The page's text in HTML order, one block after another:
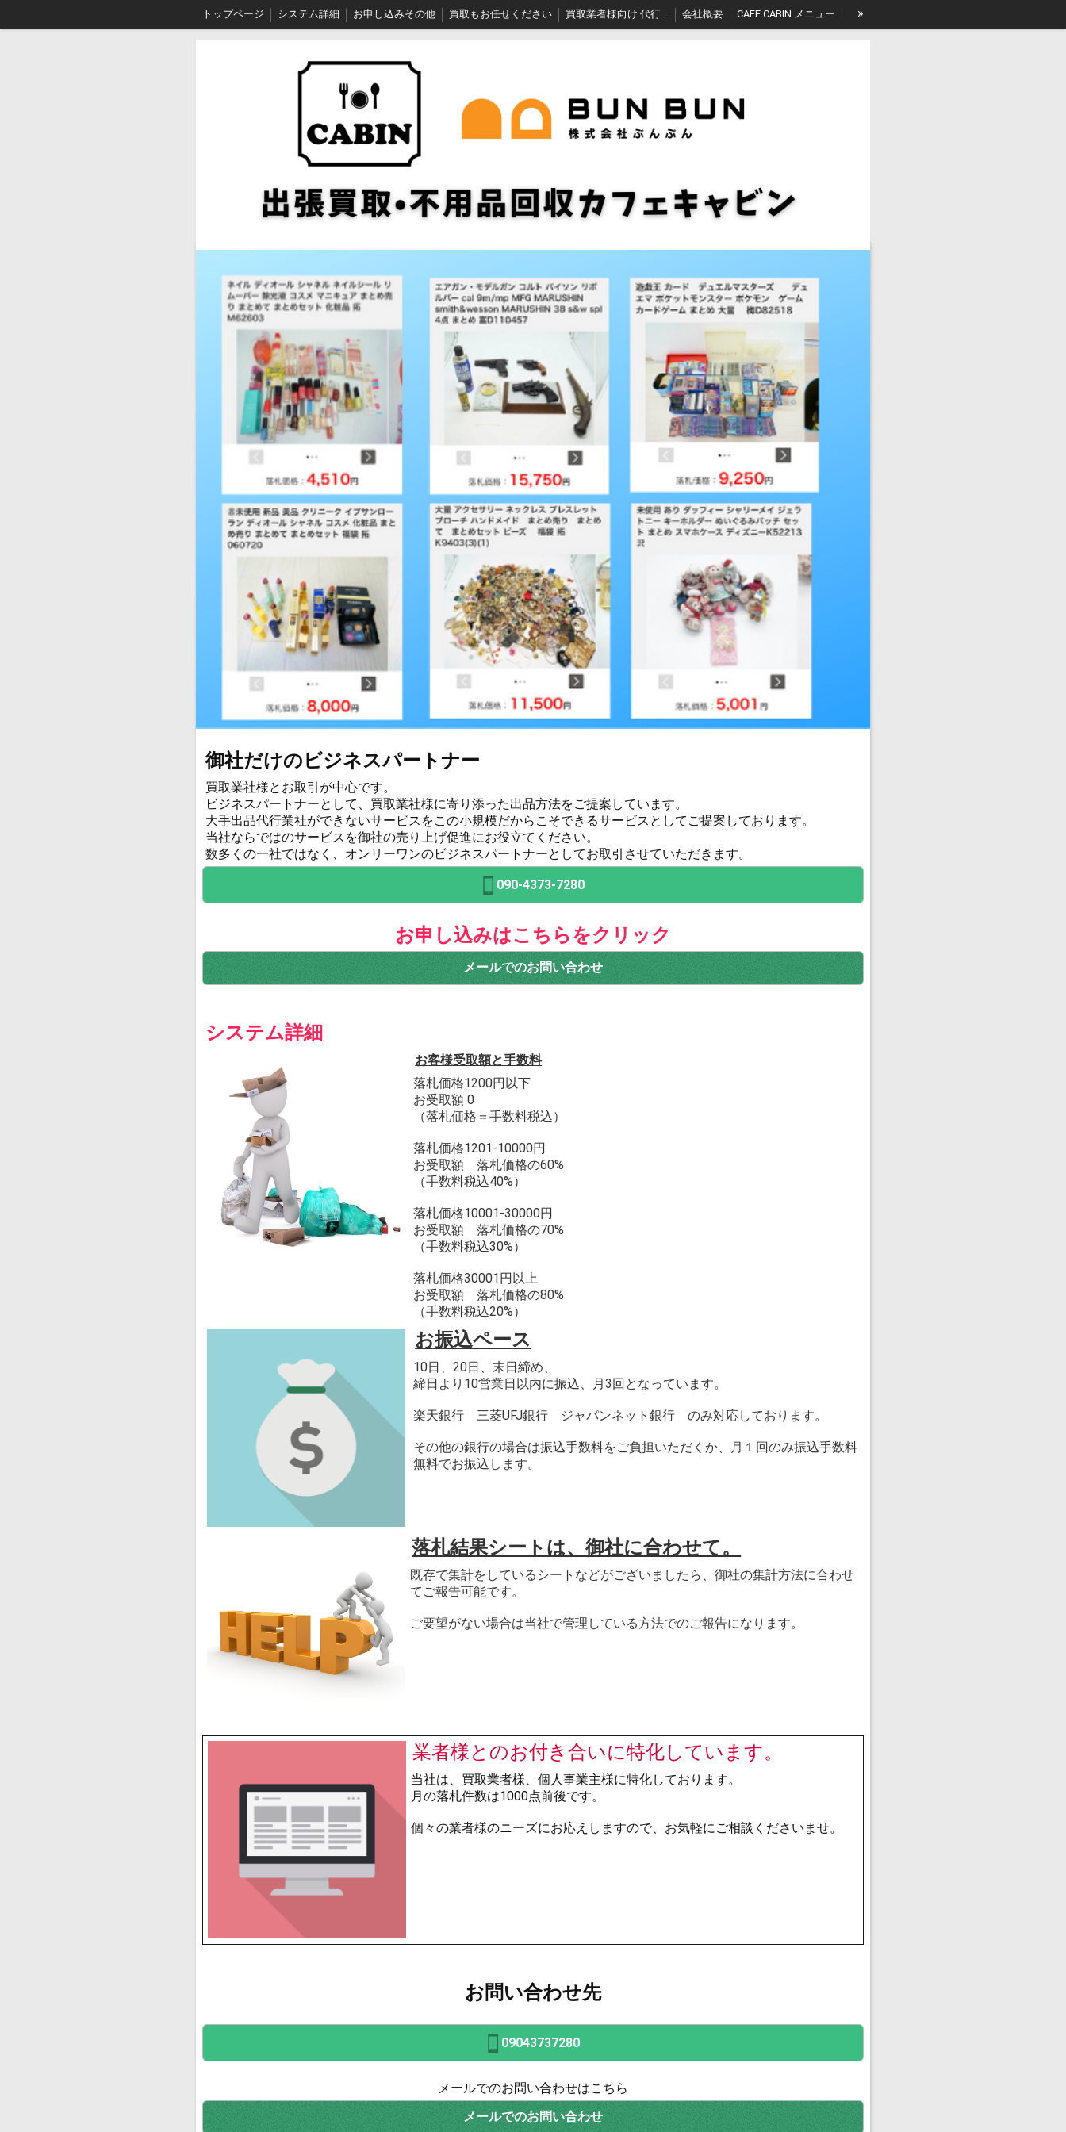
トップページ システム詳細 お申し込みその他 買取もお任せください 買取業者様向け 代行ちゃん 会社概要 CAFE CABIN メニュー »
御社だけのビジネスパートナー
買取業社様とお取引が中心です。
ビジネスパートナーとして、買取業社様に寄り添った出品方法をご提案しています。
大手出品代行業社ができないサービスをこの小規模だからこそできるサービスとしてご提案しております。
当社ならではのサービスを御社の売り上げ促進にお役立てください。
数多くの一社ではなく、オンリーワンのビジネスパートナーとしてお取引させていただきます。
090-4373-7280
お申し込みはこちらをクリック
メールでのお問い合わせ
システム詳細
お客様受取額と手数料
落札価格1200円以下
お受取額 0
（落札価格＝手数料税込）
落札価格1201-10000円
お受取額 落札価格の60%
（手数料税込40%）
落札価格10001-30000円
お受取額 落札価格の70%
（手数料税込30%）
落札価格30001円以上
お受取額 落札価格の80%
（手数料税込20%）
お振込ペース
10日、20日、末日締め、
締日より10営業日以内に振込、月3回となっています。
楽天銀行 三菱UFJ銀行 ジャパンネット銀行 のみ対応しております。
その他の銀行の場合は振込手数料をご負担いただくか、月１回のみ振込手数料
無料でお振込します。
落札結果シートは、御社に合わせて。
既存で集計をしているシートなどがございましたら、御社の集計方法に合わせ
てご報告可能です。
ご要望がない場合は当社で管理している方法でのご報告になります。
業者様とのお付き合いに特化しています。
当社は、買取業者様、個人事業主様に特化しております。
月の落札件数は1000点前後です。
個々の業者様のニーズにお応えしますので、お気軽にご相談くださいませ。
お問い合わせ先
09043737280
メールでのお問い合わせはこちら
メールでのお問い合わせ